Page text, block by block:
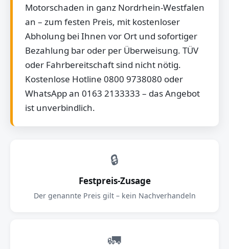
Motorschaden in ganz Nordrhein-Westfalen
an – zum festen Preis, mit kostenloser
Abholung bei Ihnen vor Ort und sofortiger
Bezahlung bar oder per Überweisung. TÜV
oder Fahrbereitschaft sind nicht nötig.
Kostenlose Hotline 0800 9738080 oder
WhatsApp an 0163 2133333 – das Angebot
ist unverbindlich.
🔒
Festpreis-Zusage
Der genannte Preis gilt – kein Nachverhandeln
🚛